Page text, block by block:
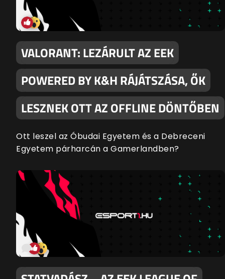
VALORANT: LEZÁRULT AZ EEK
POWERED BY K&H RÁJÁTSZÁSA, ŐK
LESZNEK OTT AZ OFFLINE DÖNTŐBEN
Ott leszel az Óbudai Egyetem és a Debreceni
Egyetem párharcán a Gamerlandben?